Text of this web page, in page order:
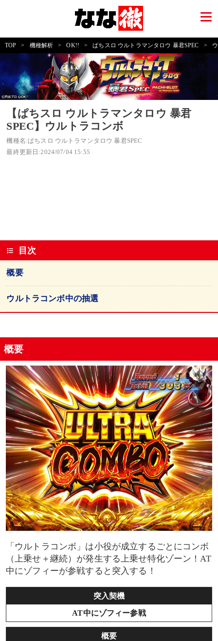
TOP > 機種解析 > OK!! > ぱちスロ ウルトラマンタロウ 暴君SPEC >
【ぱちスロ ウルトラマンタロウ 暴君
SPEC】ウルトラコンボ
機種名:ぱちスロ ウルトラマンタロウ 暴君SPEC
最終更新日:2024/07/04 15:55
目次
概要
ウルトラコンボ中の抽選
概要
「ウルトラコンボ」は小役が成立するごとにコンボ
（上乗せ＋継続）が発生する上乗せ特化ゾーン！AT
中にゾフィーが参戦すると突入する！
突入契機
AT中にゾフィー参戦
概要